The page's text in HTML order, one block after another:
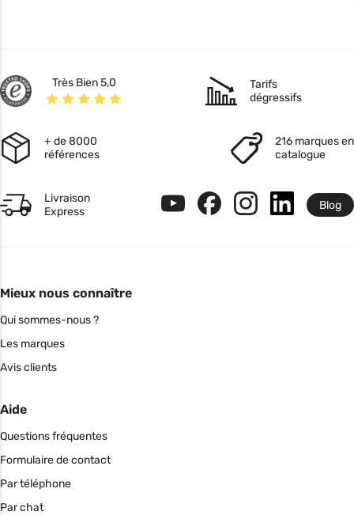
Très Bien 5,0
Tarifs
dégressifs
+ de 8000
références
216 marques en
catalogue
Livraison
Express
Blog
Mieux nous connaître
Qui sommes-nous ?
Les marques
Avis clients
Aide
Questions fréquentes
Formulaire de contact
Par téléphone
Par chat